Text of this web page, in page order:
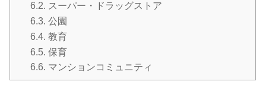
6.2. スーパー・ドラッグストア
6.3. 公園
6.4. 教育
6.5. 保育
6.6. マンションコミュニティ